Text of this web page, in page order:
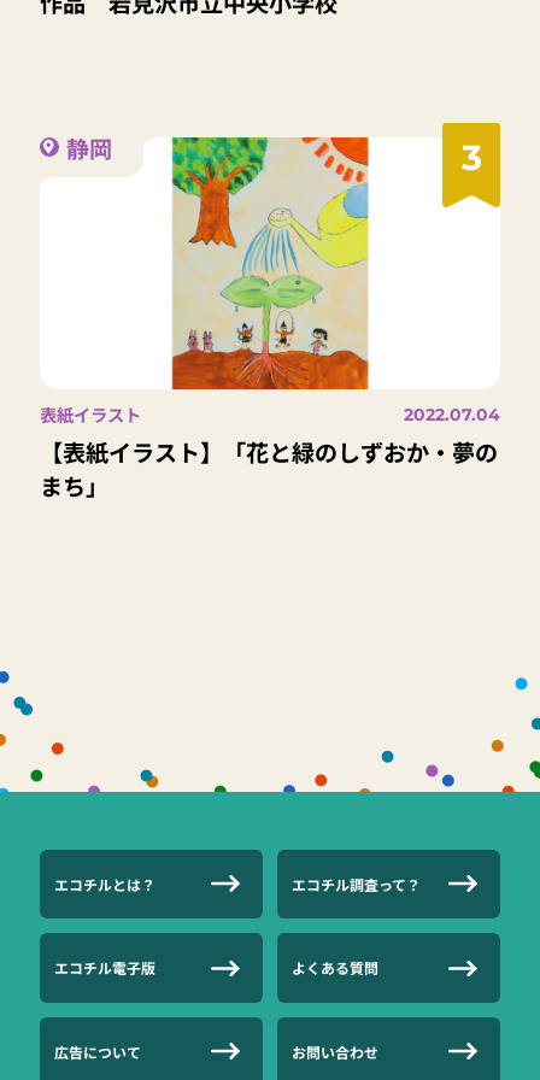
3
静岡
表紙イラスト 2022.07.04
【表紙イラスト】「花と緑のしずおか・夢の
まち」
エコチルとは？ エコチル調査って？
エコチル電子版 よくある質問
広告について お問い合わせ